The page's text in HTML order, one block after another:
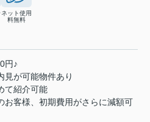
ネット使用
料無料
0円♪
見が可能物件あり
て紹介可能
お客様、初期費用がさらに減額可